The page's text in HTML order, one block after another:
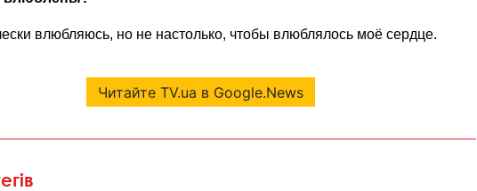
влюбляюсь, но не настолько, чтобы влюблялось моё сердце.
Читайте TV.ua в Google.News